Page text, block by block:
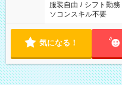
服装自由 / シフト勤務
ソコンスキル不要
気になる！